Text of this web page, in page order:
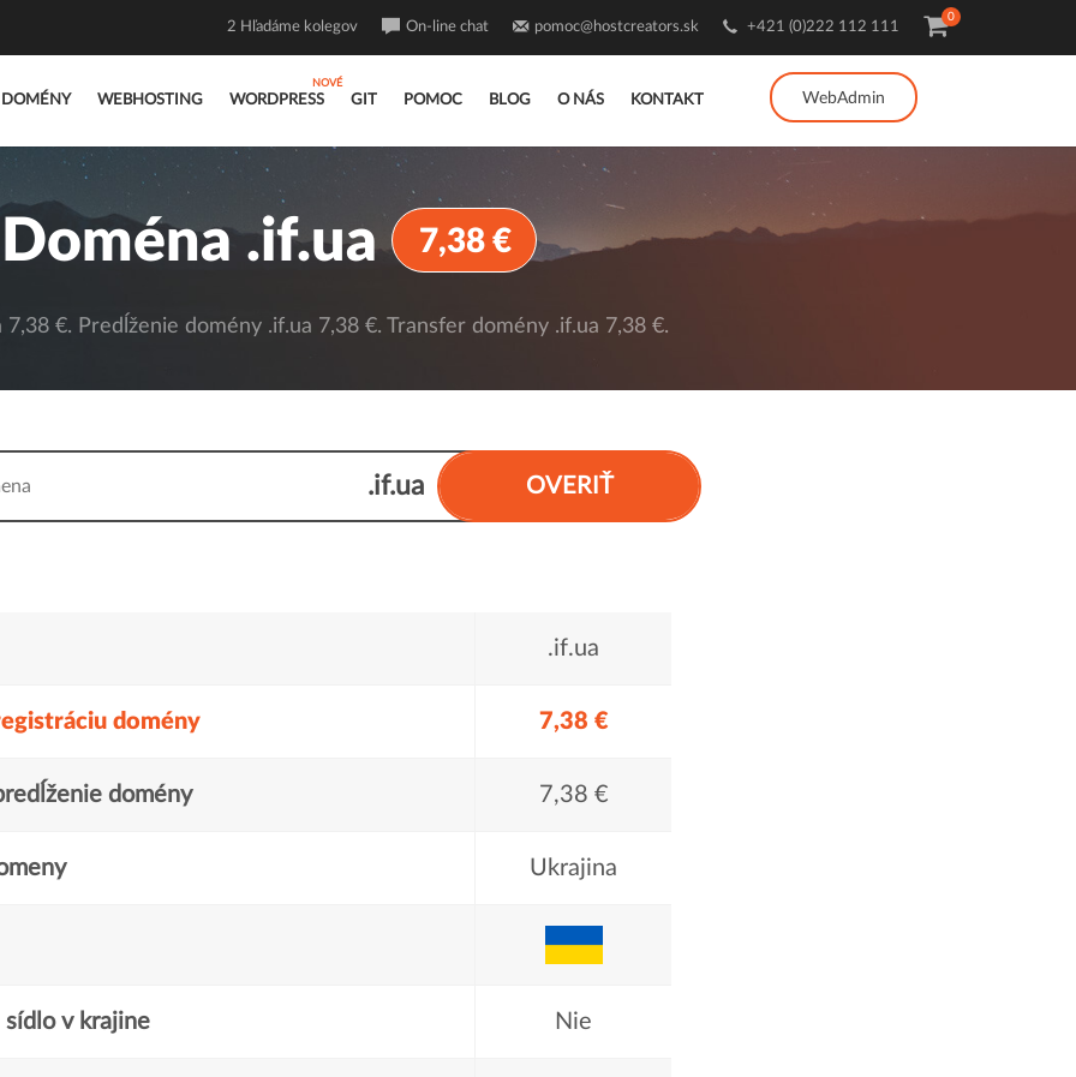
DOMÉNY WEBHOSTING WORDPRESS GIT POMOC BLOG O NÁS KONTAKT WebAdmin
2 Hľadáme kolegov On-line chat pomoc@hostcreators.sk +421 (0)222 112 111
0
Doména .if.ua 7,38 €
7,38 €. Predĺženie domény .if.ua 7,38 €. Transfer domény .if.ua 7,38 €.
OVERIŤ
.if.ua
.if.ua
domény 7,38 €
domény 7,38 €
Ukrajina
sídlo v krajine Nie